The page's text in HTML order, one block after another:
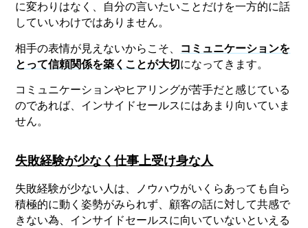
に変わりはなく、自分の言いたいことだけを一方的に話
していいわけではありません。
相手の表情が見えないからこそ、 コミュニケーションを
とって信頼関係を築くことが大切になってきます。
コミュニケーションやヒアリングが苦手だと感じている
のであれば、インサイドセールスにはあまり向いていま
せん。
失敗経験が少なく仕事上受け身な人
失敗経験が少ない人は、ノウハウがいくらあっても自ら
積極的に動く姿勢がみられず、顧客の話に対して共感で
きない為、インサイドセールスに向いていないといえる